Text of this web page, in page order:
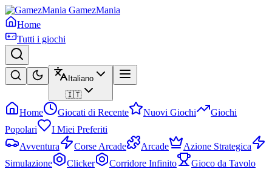
GamezMania
Home
Tutti i giochi
Italiano
🇮🇹
Home Giocati di Recente Nuovi Giochi
Giochi
Popolari
I Miei Preferiti
Avventura
Corse Arcade Arcade
Azione Strategica
Simulazione
Clicker Corridore Infinito
Gioco da Tavolo